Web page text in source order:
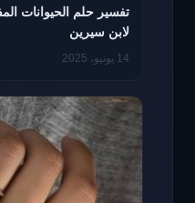
تفسير حلم الحيوانات
لابن سيرين
14 يونيو، 2025